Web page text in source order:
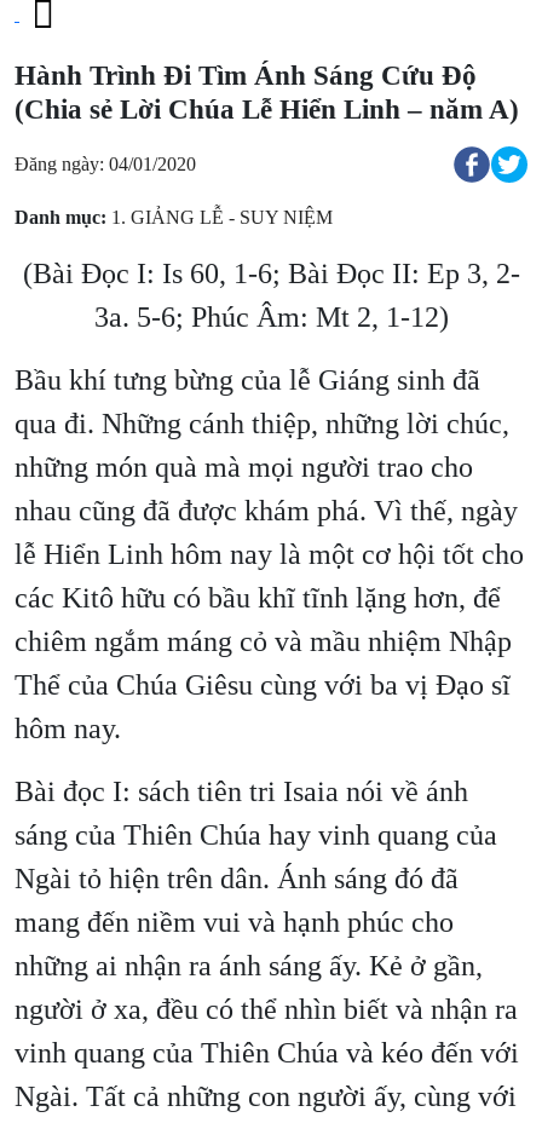
Hành Trình Đi Tìm Ánh Sáng Cứu Độ
(Chia sẻ Lời Chúa Lễ Hiển Linh – năm A)
Đăng ngày: 04/01/2020
Danh mục: 1. GIẢNG LỄ - SUY NIỆM
(Bài Ðọc I: Is 60, 1-6; Bài Ðọc II: Ep 3, 2-
3a. 5-6; Phúc Âm: Mt 2, 1-12)
Bầu khí tưng bừng của lễ Giáng sinh đã
qua đi. Những cánh thiệp, những lời chúc,
những món quà mà mọi người trao cho
nhau cũng đã được khám phá. Vì thế, ngày
lễ Hiển Linh hôm nay là một cơ hội tốt cho
các Kitô hữu có bầu khĩ tĩnh lặng hơn, để
chiêm ngắm máng cỏ và mầu nhiệm Nhập
Thể của Chúa Giêsu cùng với ba vị Đạo sĩ
hôm nay.
Bài đọc I: sách tiên tri Isaia nói về ánh
sáng của Thiên Chúa hay vinh quang của
Ngài tỏ hiện trên dân. Ánh sáng đó đã
mang đến niềm vui và hạnh phúc cho
những ai nhận ra ánh sáng ấy. Kẻ ở gần,
người ở xa, đều có thể nhìn biết và nhận ra
vinh quang của Thiên Chúa và kéo đến với
Ngài. Tất cả những con người ấy, cùng với